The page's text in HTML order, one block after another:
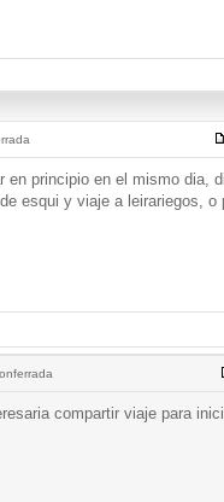
en principio en el mismo dia,
esqui y viaje a leirariegos, o
compartir viaje para